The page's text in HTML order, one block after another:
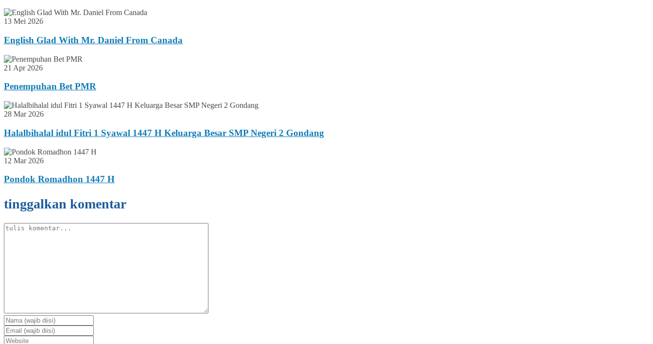
13 Mei 2026
English Glad With Mr. Daniel From Canada
21 Apr 2026
Penempuhan Bet PMR
28 Mar 2026
Halalbihalal idul Fitri 1 Syawal 1447 H Keluarga Besar SMP Negeri 2 Gondang
12 Mar 2026
Pondok Romadhon 1447 H
tinggalkan komentar